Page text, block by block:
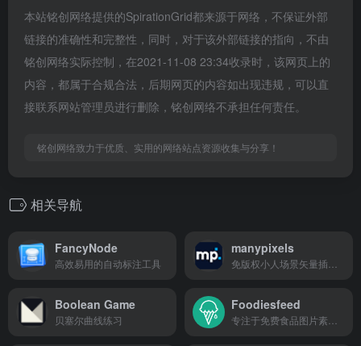
本站铭创网络提供的SpirationGrid都来源于网络，不保证外部
链接的准确性和完整性，同时，对于该外部链接的指向，不由
铭创网络实际控制，在2021-11-08 23:34收录时，该网页上的
内容，都属于合规合法，后期网页的内容如出现违规，可以直
接联系网站管理员进行删除，铭创网络不承担任何责任。
铭创网络致力于优质、实用的网络站点资源收集与分享！
相关导航
FancyNode
高效易用的自动标注工具
manypixels
免版权小人场景矢量插画素材
Boolean Game
贝塞尔曲线练习
Foodiesfeed
专注于免费食品图片素材的分享